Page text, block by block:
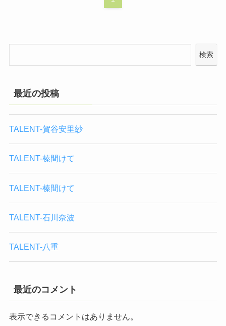
検索
最近の投稿
TALENT-賀谷安里紗
TALENT-榛間けて
TALENT-榛間けて
TALENT-石川奈波
TALENT-八重
最近のコメント
表示できるコメントはありません。